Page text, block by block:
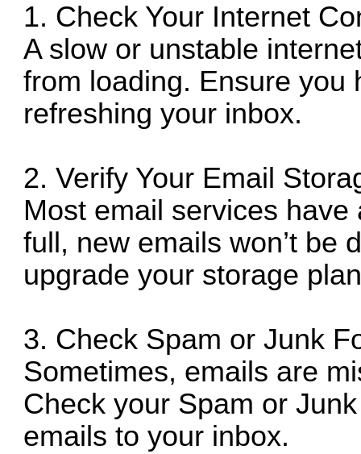
1. Check Your Internet
A slow or unstable
from loading. Ensure you
refreshing your inbox.
2. Verify Your Email
Most email services
full, new emails won’t be
upgrade your storage
3. Check Spam or Junk
Sometimes, emails are
Check your Spam or
emails to your inbox.